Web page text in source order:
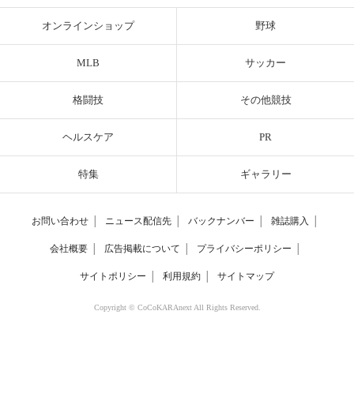
オンラインショップ 野球
MLB サッカー
格闘技 その他競技
ヘルスケア PR
特集 ギャラリー
お問い合わせ ニュース配信先 バックナンバー 雑誌購入
会社概要 広告掲載について プライバシーポリシー
サイトポリシー 利用規約 サイトマップ
Copyright © CoCoKARAnext All Rights Reserved.